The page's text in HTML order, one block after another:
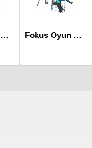
Fokus Oyun Serisi Mfc-1005